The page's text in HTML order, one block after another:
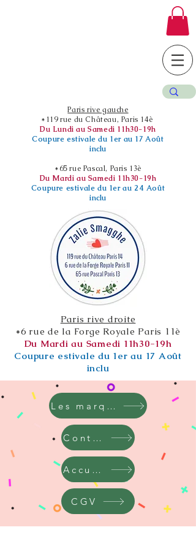
Paris rive gauche
*119 rue du Château, Paris 14è
Du Lundi au Samedi 11h30-19h
Coupure estivale du 1er au 17 Août
inclu
*65 rue Pascal, Paris 13è
Du Mardi au Samedi 11h30-19h
Coupure estivale du 1er au 24 Août
inclu
Paris rive droite
*6 rue de la Forge Royale Paris 11è
Du Mardi au Samedi 11h30-19h
Coupure estivale du 1er au 17 Août
inclu
Les marques
Contact
Accueil
CGV